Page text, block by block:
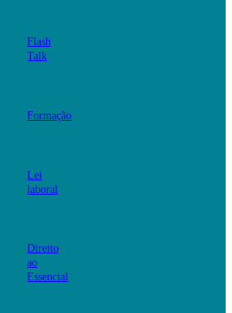
Flash
Talk
Formação
Lei
laboral
Direito
ao
Essencial